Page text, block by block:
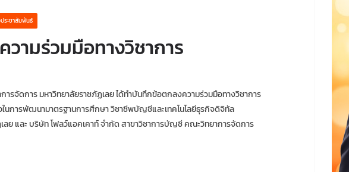
ระชาสัมพันธ์
ามร่วมมือทางวิชาการ
รจัดการ มหาวิทยาลัยราชภัฏเลย ได้ทำบันทึกข้อตกลงความร่วมมือทางวิชาการ
ในการพัฒนามาตรฐานการศึกษา วิชาชีพบัญชีและเทคโนโลยีธุรกิจดิจิทัล
ลย และ บริษัท โฟลว์แอคเคาท์ จำกัด สาขาวิชาการบัญชี คณะวิทยาการจัดการ